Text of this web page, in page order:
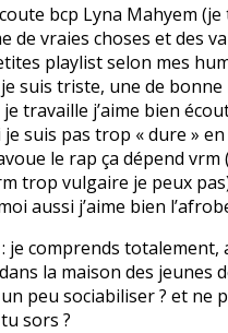
bcp Lyna Mahyem (je
de vraies choses et des
playlist selon mes
suis triste, une de
travaille j’aime bien
je suis pas trop « dure »
le rap ça dépend
trop vulgaire je peux
aussi j’aime bien
je comprends totalement,
la maison des jeunes
un peu sociabiliser ? et ne
sors ?